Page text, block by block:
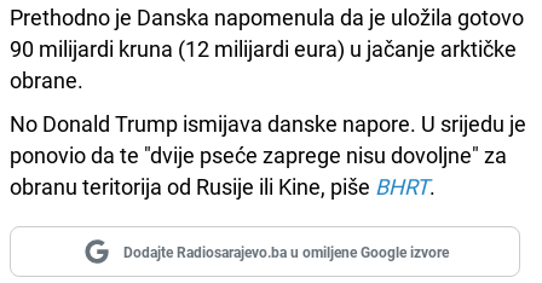
Prethodno je Danska napomenula da je uložila gotovo
90 milijardi kruna (12 milijardi eura) u jačanje arktičke
obrane.
No Donald Trump ismijava danske napore. U srijedu je
ponovio da te "dvije pseće zaprege nisu dovoljne" za
obranu teritorija od Rusije ili Kine, piše BHRT.
Dodajte Radiosarajevo.ba u omiljene Google izvore